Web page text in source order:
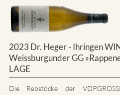
2023 Dr. Heger - Ihringen
Weissburgunder GG
LAGE
Die Rebstöcke der